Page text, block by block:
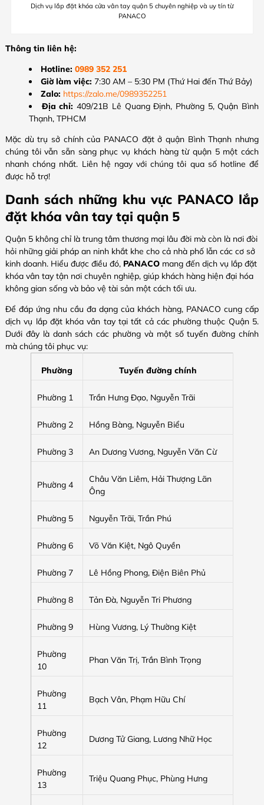
Dịch vụ lắp đặt khóa cửa vân tay quận 5 chuyên nghiệp và uy tín từ
PANACO
Thông tin liên hệ:
Hotline: 0989 352 251
Giờ làm việc: 7:30 AM – 5:30 PM (Thứ Hai đến Thứ Bảy)
Zalo: https://zalo.me/0989352251
Địa chỉ: 409/21B Lê Quang Định, Phường 5, Quận Bình
Thạnh, TPHCM
Mặc dù trụ sở chính của PANACO đặt ở quận Bình Thạnh nhưng
chúng tôi vẫn sẵn sàng phục vụ khách hàng từ quận 5 một cách
nhanh chóng nhất. Liên hệ ngay với chúng tôi qua số hotline để
được hỗ trợ!
Danh sách những khu vực PANACO lắp
đặt khóa vân tay tại quận 5
Quận 5 không chỉ là trung tâm thương mại lâu đời mà còn là nơi đòi
hỏi những giải pháp an ninh khắt khe cho cả nhà phố lẫn các cơ sở
kinh doanh. Hiểu được điều đó, PANACO mang đến dịch vụ lắp đặt
khóa vân tay tận nơi chuyên nghiệp, giúp khách hàng hiện đại hóa
không gian sống và bảo vệ tài sản một cách tối ưu.
Để đáp ứng nhu cầu đa dạng của khách hàng, PANACO cung cấp
dịch vụ lắp đặt khóa vân tay tại tất cả các phường thuộc Quận 5.
Dưới đây là danh sách các phường và một số tuyến đường chính
mà chúng tôi phục vụ:​
Phường Tuyến đường chính
Phường 1 Trần Hưng Đạo, Nguyễn Trãi
Phường 2 Hồng Bàng, Nguyễn Biểu
Phường 3 An Dương Vương, Nguyễn Văn Cừ
Phường 4
Châu Văn Liêm, Hải Thượng Lãn
Ông
Phường 5 Nguyễn Trãi, Trần Phú
Phường 6 Võ Văn Kiệt, Ngô Quyền
Phường 7 Lê Hồng Phong, Điện Biên Phủ
Phường 8 Tản Đà, Nguyễn Tri Phương
Phường 9 Hùng Vương, Lý Thường Kiệt
Phường
10
Phan Văn Trị, Trần Bình Trọng
Phường
11
Bạch Vân, Phạm Hữu Chí
Phường
12
Dương Tử Giang, Lương Nhữ Học
Phường
13
Triệu Quang Phục, Phùng Hưng